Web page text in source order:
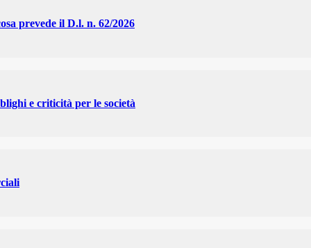
prevede il D.l. n. 62/2026
e criticità per le società